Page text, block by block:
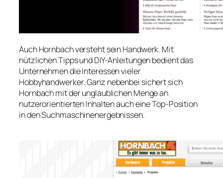
Auch Hornbach versteht sein Handwerk. Mit
nützlichen Tipps und DIY-Anleitungen bedient das
Unternehmen die Interessen vieler
Hobbyhandwerker. Ganz nebenbei sichert sich
Hornbach mit der unglaublichen Menge an
nutzerorientierten Inhalten auch eine Top-Position
in den Suchmaschinenergebnissen.